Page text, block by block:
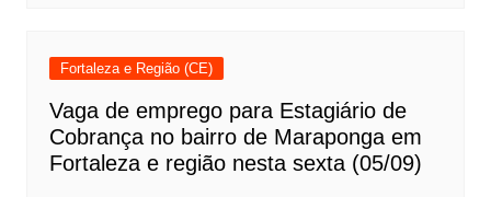
Fortaleza e Região (CE)
Vaga de emprego para Estagiário de
Cobrança no bairro de Maraponga em
Fortaleza e região nesta sexta (05/09)